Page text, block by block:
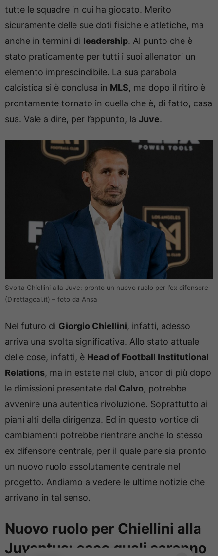
tutte le squadre in cui ha giocato. Merito
sicuramente delle sue doti fisiche e atletiche, ma
anche in termini di leadership. Al punto che è
stato praticamente per tutti i suoi allenatori un
elemento imprescindibile. La sua parabola
calcistica si è conclusa in MLS, ma dopo il ritiro è
prontamente tornato in quella che è, di fatto, casa
sua. Vale a dire, per l’appunto, la Juve.
Svolta Chiellini alla Juve: pronto un nuovo ruolo per l’ex difensore
(Direttagoal.it) – foto da Ansa
Nel futuro di Giorgio Chiellini, infatti, adesso
arriva una svolta significativa. Allo stato attuale
delle cose, infatti, è Head of Football Institutional
Relations, ma in estate nel club, ancor di più dopo
le dimissioni presentate dal Calvo, potrebbe
avvenire una autentica rivoluzione. Soprattutto ai
piani alti della dirigenza. Ed in questo vortice di
cambiamenti potrebbe rientrare anche lo stesso
ex difensore centrale, per il quale pare sia pronto
un nuovo ruolo assolutamente centrale nel
progetto. Andiamo a vedere le ultime notizie che
arrivano in tal senso.
Nuovo ruolo per Chiellini alla
Juventus: ecco quali saranno